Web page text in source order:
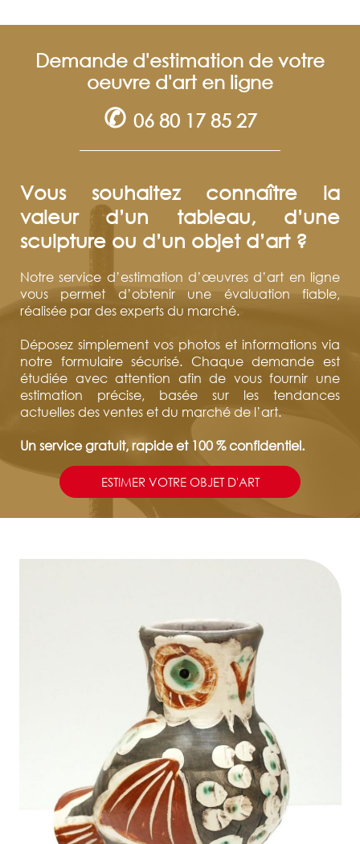
Demande d'estimation de votre
oeuvre d'art en ligne
✆ 06 80 17 85 27
Vous souhaitez connaître la
valeur d’un tableau, d’une
sculpture ou d’un objet d’art ?
Notre service d’estimation d’œuvres d’art en ligne
vous permet d’obtenir une évaluation fiable,
réalisée par des experts du marché.
Déposez simplement vos photos et informations via
notre formulaire sécurisé. Chaque demande est
étudiée avec attention afin de vous fournir une
estimation précise, basée sur les tendances
actuelles des ventes et du marché de l’art.
Un service gratuit, rapide et 100 % confidentiel.
ESTIMER VOTRE OBJET D'ART